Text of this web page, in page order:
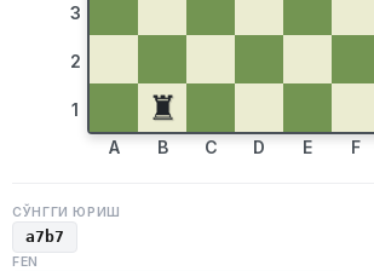
3
2
1 ♜
A B C D E F
СЎНГГИ ЮРИШ
a7b7
FEN